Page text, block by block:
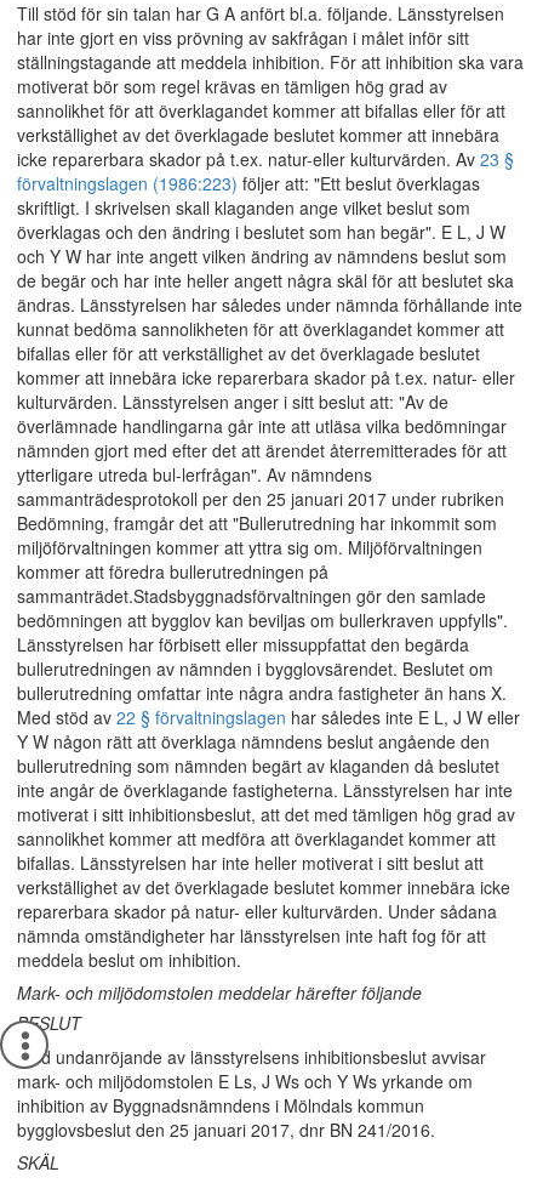
Till stöd för sin talan har G A anfört bl.a. följande. Länsstyrelsen
har inte gjort en viss prövning av sakfrågan i målet inför sitt
ställningstagande att meddela inhibition. För att inhibition ska vara
motiverat bör som regel krävas en tämligen hög grad av
sannolikhet för att överklagandet kommer att bifallas eller för att
verkställighet av det överklagade beslutet kommer att innebära
icke reparerbara skador på t.ex. natur-eller kulturvärden. Av 23 §
förvaltningslagen (1986:223) följer att: "Ett beslut överklagas
skriftligt. I skrivelsen skall klaganden ange vilket beslut som
överklagas och den ändring i beslutet som han begär". E L, J W
och Y W har inte angett vilken ändring av nämndens beslut som
de begär och har inte heller angett några skäl för att beslutet ska
ändras. Länsstyrelsen har således under nämnda förhållande inte
kunnat bedöma sannolikheten för att överklagandet kommer att
bifallas eller för att verkställighet av det överklagade beslutet
kommer att innebära icke reparerbara skador på t.ex. natur- eller
kulturvärden. Länsstyrelsen anger i sitt beslut att: "Av de
överlämnade handlingarna går inte att utläsa vilka bedömningar
nämnden gjort med efter det att ärendet återremitterades för att
ytterligare utreda bul-lerfrågan". Av nämndens
sammanträdesprotokoll per den 25 januari 2017 under rubriken
Bedömning, framgår det att "Bullerutredning har inkommit som
miljöförvaltningen kommer att yttra sig om. Miljöförvaltningen
kommer att föredra bullerutredningen på
sammanträdet.Stadsbyggnadsförvaltningen gör den samlade
bedömningen att bygglov kan beviljas om bullerkraven uppfylls".
Länsstyrelsen har förbisett eller missuppfattat den begärda
bullerutredningen av nämnden i bygglovsärendet. Beslutet om
bullerutredning omfattar inte några andra fastigheter än hans X.
Med stöd av 22 § förvaltningslagen har således inte E L, J W eller
Y W någon rätt att överklaga nämndens beslut angående den
bullerutredning som nämnden begärt av klaganden då beslutet
inte angår de överklagande fastigheterna. Länsstyrelsen har inte
motiverat i sitt inhibitionsbeslut, att det med tämligen hög grad av
sannolikhet kommer att medföra att överklagandet kommer att
bifallas. Länsstyrelsen har inte heller motiverat i sitt beslut att
verkställighet av det överklagade beslutet kommer innebära icke
reparerbara skador på natur- eller kulturvärden. Under sådana
nämnda omständigheter har länsstyrelsen inte haft fog för att
meddela beslut om inhibition.
Mark- och miljödomstolen meddelar härefter följande
BESLUT
Med undanröjande av länsstyrelsens inhibitionsbeslut avvisar
mark- och miljödomstolen E Ls, J Ws och Y Ws yrkande om
inhibition av Byggnadsnämndens i Mölndals kommun
bygglovsbeslut den 25 januari 2017, dnr BN 241/2016.
SKÄL